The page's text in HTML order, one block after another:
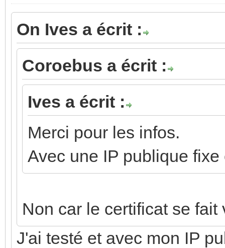
On Ives a écrit :
Coroebus a écrit :
Ives a écrit :
Merci pour les infos.
Avec une IP publique
Non car le certificat se fait
J'ai testé et avec mon IP